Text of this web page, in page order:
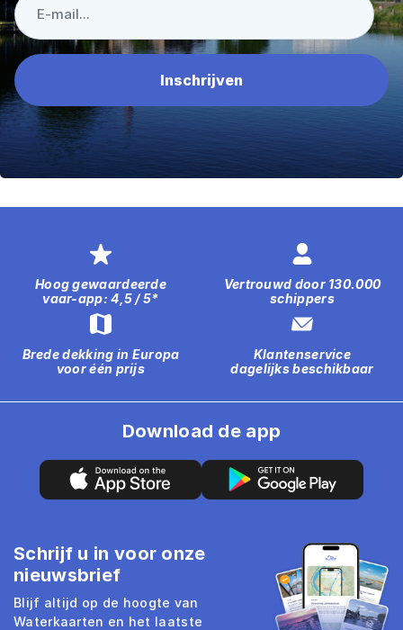
Hoog gewaardeerde
vaar-app: 4,5 / 5*
Vertrouwd door 130.000
schippers
Brede dekking in Europa
voor één prijs
Klantenservice
dagelijks beschikbaar
Download de app
Schrijf u in voor onze
nieuwsbrief
Blijf altijd op de hoogte van
Waterkaarten en het laatste